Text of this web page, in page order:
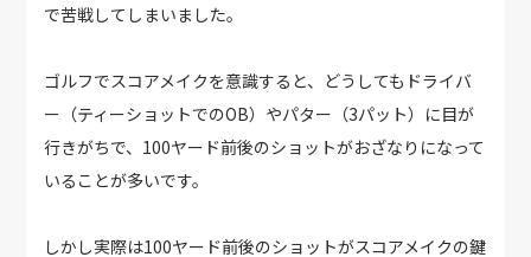
で苦戦してしまいました。
ゴルフでスコアメイクを意識すると、どうしてもドライバ
ー（ティーショットでのOB）やパター（3パット）に目が
行きがちで、100ヤード前後のショットがおざなりになって
いることが多いです。
しかし実際は100ヤード前後のショットがスコアメイクの鍵